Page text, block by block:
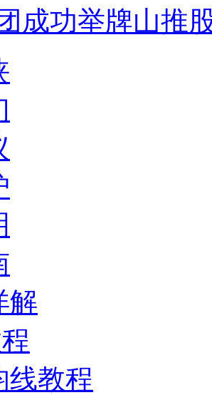
成功举牌山推
解
线教程